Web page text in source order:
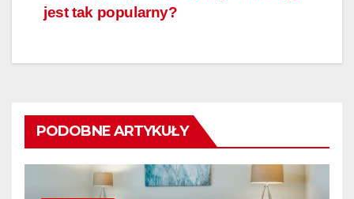
jest tak popularny?
PODOBNE ARTYKUŁY